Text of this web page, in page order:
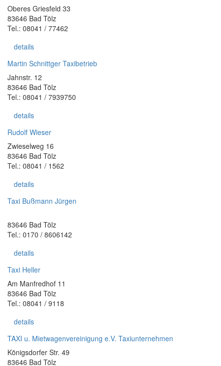
Oberes Griesfeld 33
83646 Bad Tölz
Tel.: 08041 / 77462
details
Martin Schnittger Taxibetrieb
Jahnstr. 12
83646 Bad Tölz
Tel.: 08041 / 7939750
details
Rudolf Wieser
Zwieselweg 16
83646 Bad Tölz
Tel.: 08041 / 1562
details
Taxi Bußmann Jürgen
83646 Bad Tölz
Tel.: 0170 / 8606142
details
Taxi Heller
Am Manfredhof 11
83646 Bad Tölz
Tel.: 08041 / 9118
details
TAXI u. Mietwagenvereinigung e.V. Taxiunternehmen
Königsdorfer Str. 49
83646 Bad Tölz